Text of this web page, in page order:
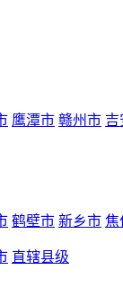
鹰潭市 赣州市 吉
鹤壁市 新乡市 焦
直辖县级